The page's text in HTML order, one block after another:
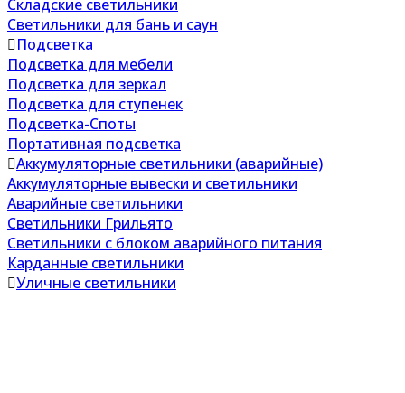
Складские светильники
Светильники для бань и саун
Подсветка
Подсветка для мебели
Подсветка для зеркал
Подсветка для ступенек
Подсветка-Споты
Портативная подсветка
Аккумуляторные светильники (аварийные)
Аккумуляторные вывески и светильники
Аварийные светильники
Светильники Грильято
Светильники с блоком аварийного питания
Карданные светильники
Уличные светильники